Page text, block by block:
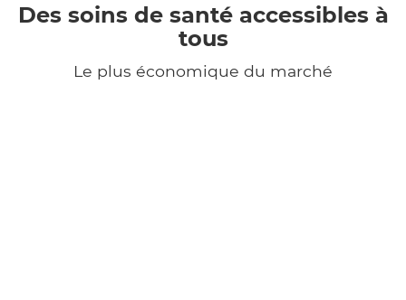
Des soins de santé accessibles à
tous
Le plus économique du marché